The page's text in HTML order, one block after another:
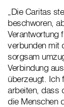
„Die Caritas
beschworen,
Verantwortung
verbunden mit
sorgsam
Verbindung
überzeugt. Ich
arbeiten, dass
die Menschen